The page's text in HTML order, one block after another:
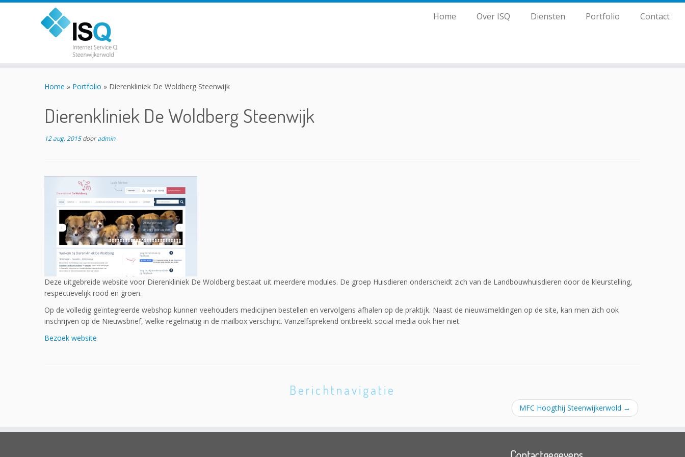
Home Over ISQ Diensten Portfolio Contact
Home » Portfolio » Dierenkliniek De Woldberg Steenwijk
Dierenkliniek De Woldberg Steenwijk
12 aug, 2015 dooradmin
Deze uitgebreide website voor Dierenkliniek De Woldberg bestaat uit meerdere modules. De groep Huisdieren onderscheidt zich van de Landbouwhuisdieren door de kleurstelling,
respectievelijk rood en groen.
Op de volledig geïntegreerde webshop kunnen veehouders medicijnen bestellen en vervolgens afhalen op de praktijk. Naast de nieuwsmeldingen op de site, kan men zich ook
inschrijven op de Nieuwsbrief, welke regelmatig in de mailbox verschijnt. Vanzelfsprekend ontbreekt social media ook hier niet.
Bezoek website
Berichtnavigatie
MFC Hoogthij Steenwijkerwold →